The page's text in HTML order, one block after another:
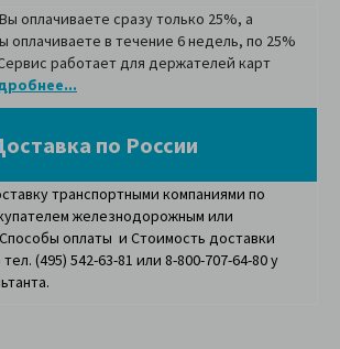
оплачиваете сразу только 25%, а
оплачиваете в течение 6 недель, по 25%
работает для держателей карт
по России
транспортными компаниями по
железнодорожным или
оплаты и Стоимость доставки
(495) 542-63-81 или 8-800-707-64-80 у